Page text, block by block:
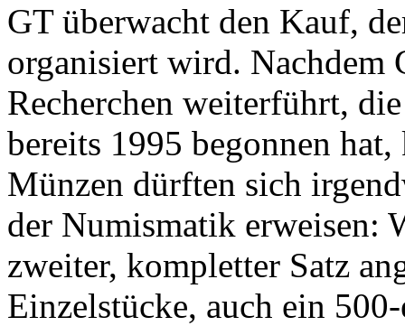
GT überwacht den Kauf,
organisiert wird. Nachdem
Recherchen weiterführt,
bereits 1995 begonnen
Münzen dürften sich
der Numismatik erweisen:
zweiter, kompletter Satz
Einzelstücke, auch ein